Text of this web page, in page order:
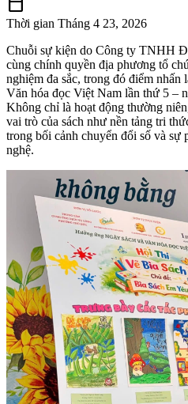
Thời gian Tháng 4 23, 2026
Chuỗi sự kiện do Công ty TNHH
cùng chính quyền địa phương tổ
nghiệm đa sắc, trong đó điểm nhấn
Văn hóa đọc Việt Nam lần thứ 5 –
Không chỉ là hoạt động thường
vai trò của sách như nền tảng tri
trong bối cảnh chuyển đổi số và sự
nghệ.